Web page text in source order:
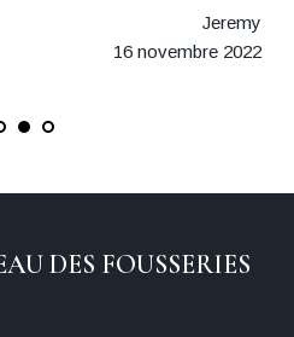
Jeremy
16 novembre 2022
DES FOUSSERIES